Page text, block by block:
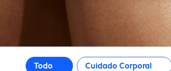
Todo Cuidado Corporal